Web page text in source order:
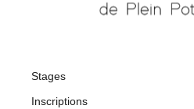
Stages
Inscriptions